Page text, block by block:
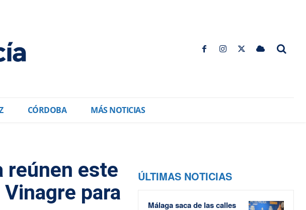
CÓRDOBA MÁS NOTICIAS
reúnen este
para
ÚLTIMAS NOTICIAS
Málaga saca de las calles